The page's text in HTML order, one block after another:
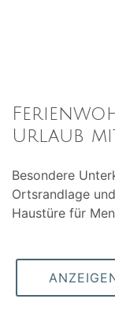
Urlaub
Besondere
Ortsrandlage
Haustüre für